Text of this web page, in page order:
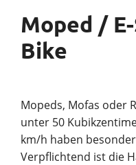
Moped /
Bike
Mopeds, Mofas oder
unter 50
km/h haben
Verpflichtend ist die